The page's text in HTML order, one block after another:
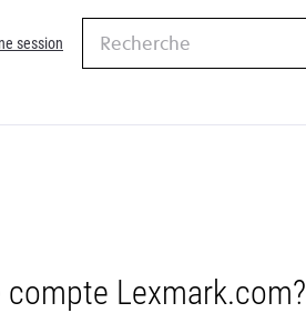
Recherche
session
compte Lexmark.com?